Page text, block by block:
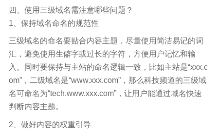
四、使用三级域名需注意哪些问题？
1、保持域名命名的规范性
三级域名的命名要贴合内容主题，尽量使用简洁易记的词
汇，避免使用生僻字或过长的字符，方便用户记忆和输
入。同时要保持与主站的命名逻辑一致，比如主站是“xxx.c
om”，二级域名是“www.xxx.com”，那么科技频道的三级域
名可命名为“tech.www.xxx.com”，让用户能通过域名快速
判断内容主题。
2、做好内容的权重引导